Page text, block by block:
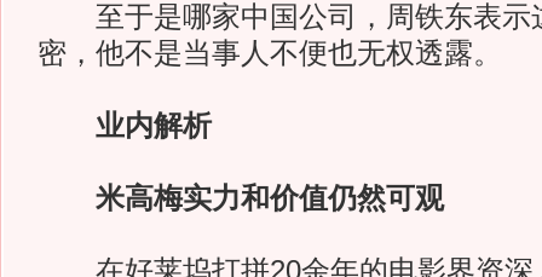
至于是哪家中国公司，周铁东表示
密，他不是当事人不便也无权透露。
业内解析
米高梅实力和价值仍然可观